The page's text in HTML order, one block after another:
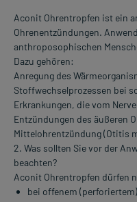
Aconit Ohrentropfen ist ein
Ohrenentzündungen.
anthroposophischen
Dazu gehören:
Anregung des
Stoffwechselprozessen bei
Erkrankungen, die vom
Entzündungen des äußeren
Mittelohrentzündung (Otitis
2. Was sollten Sie vor der
beachten?
Aconit Ohrentropfen dürfen
bei offenem